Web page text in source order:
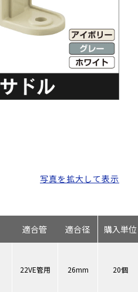
写真を拡大して表示
適合管 適合径
22VE管用 26mm
購入単位
20個